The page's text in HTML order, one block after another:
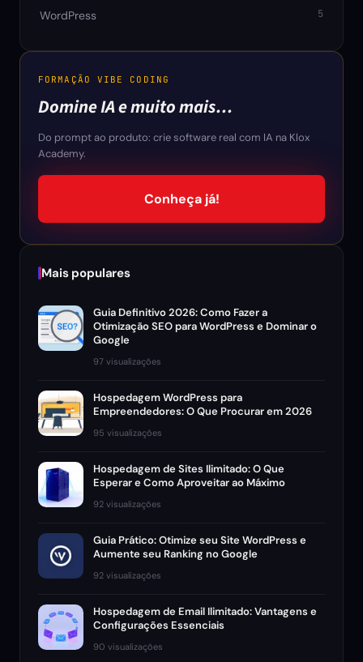
WordPress 5
FORMAÇÃO VIBE CODING
Domine IA e muito mais…
Do prompt ao produto: crie software real com IA na Klox
Academy.
Conheça já!
Mais populares
Guia Definitivo 2026: Como Fazer a
Otimização SEO para WordPress e Dominar o
Google
97 visualizações
Hospedagem WordPress para
Empreendedores: O Que Procurar em 2026
95 visualizações
Hospedagem de Sites Ilimitado: O Que
Esperar e Como Aproveitar ao Máximo
92 visualizações
Guia Prático: Otimize seu Site WordPress e
Aumente seu Ranking no Google
92 visualizações
Hospedagem de Email Ilimitado: Vantagens e
Configurações Essenciais
90 visualizações